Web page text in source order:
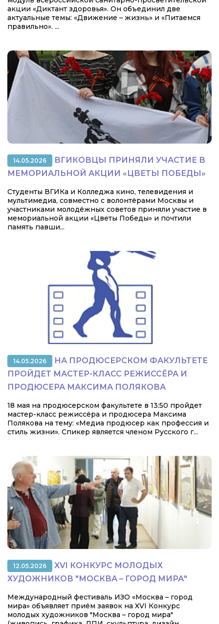
акции «Диктант здоровья». Он объединил две
актуальные темы: «Движение – жизнь» и «Питаемся
правильно». ...
14.05.2026
ВГИКОВЦЫ ПРИНЯЛИ УЧАСТИЕ В
МЕМОРИАЛЬНОЙ АКЦИИ «ЦВЕТЫ ПОБЕДЫ»
Студенты ВГИКа и Колледжа кино, телевидения и
мультимедиа, совместно с волонтёрами Москвы и
участниками молодёжных советов приняли участие в
мемориальной акции «Цветы Победы» и почтили
память павши...
14.05.2026
НА ПРОДЮСЕРСКОМ ФАКУЛЬТЕТЕ
ПРОЙДЕТ МАСТЕР-КЛАСС РЕЖИССЁРА И
ПРОДЮСЕРА МАКСИМА ПОЛЯКОВА
18 мая на продюсерском факультете в 13:50 пройдет
мастер-класс режиссёра и продюсера Максима
Полякова на тему: «Медиа продюсер как профессия и
стиль жизни». Спикер является членом Русского г...
12.05.2026
XVI КОНКУРС МОЛОДЫХ
ХУДОЖНИКОВ "МОСКВА – ГОРОД МИРА"
Международный фестиваль ИЗО «Москва – город
мира» объявляет приём заявок на XVI Конкурс
молодых художников "Москва – город мира"